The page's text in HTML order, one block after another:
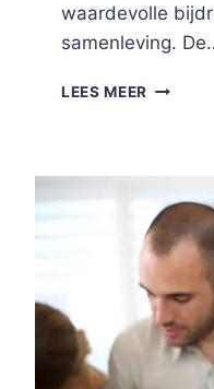
waardevolle
samenleving.
LEES MEER NIEUWE